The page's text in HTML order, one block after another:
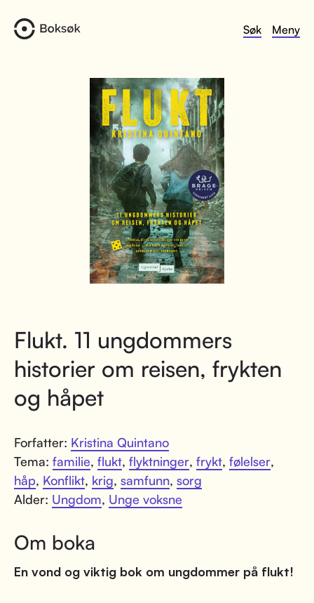
Søk Meny
Flukt. 11 ungdommers
historier om reisen, frykten
og håpet
Forfatter: Kristina Quintano
Tema: familie, flukt, flyktninger, frykt, følelser,
håp, Konflikt, krig, samfunn, sorg
Alder: Ungdom, Unge voksne
Om boka
En vond og viktig bok om ungdommer på flukt!